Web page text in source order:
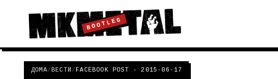
BOOTLEG
ДОМА/ВЕСТИ /FACEBOOK POST - 2015-06-17